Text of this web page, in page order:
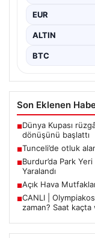
EUR
ALTIN
BTC
Son Eklenen
■Dünya Kupası
dönüşünü başlattı
■Tunceli’de otluk
■Burdur’da Park Yeri
Yaralandı
■Açık Hava
■CANLI |
zaman? Saat